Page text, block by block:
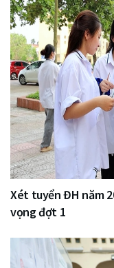
Xét tuyển ĐH năm
vọng đợt 1